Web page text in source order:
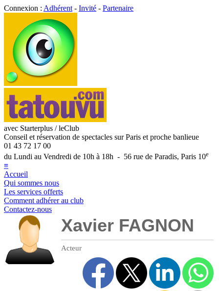
Connexion : Adhérent - Invité - Partenaire
avec Starterplus / leClub
Conseil et réservation de spectacles sur Paris et proche banlieue
01 43 72 17 00
du Lundi au Vendredi de 10h à 18h - 56 rue de Paradis, Paris 10e
≡
Accueil
Qui sommes nous
Les services offerts
Comment adhérer au club
Contactez-nous
Xavier FAGNON
Acteur